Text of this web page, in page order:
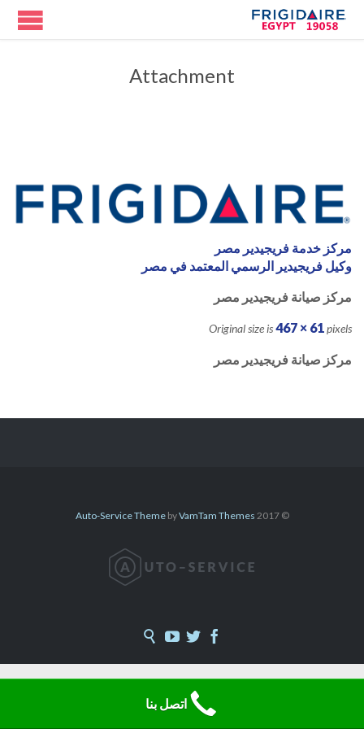
Attachment
مركز خدمة فريجيدير مصر
وكيل فريجيدير الرسمي المعتمد في مصر
مركز صيانة فريجيدير مصر
Original size is467 × 61 pixels
مركز صيانة فريجيدير مصر
© 2017
Auto-Service ThemebyVamTam Themes




اتصل بنا